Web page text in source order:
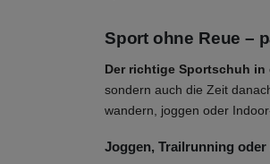
Sport ohne Reue –
Der richtige Sportschuh in
sondern auch die Zeit
wandern, joggen oder
Joggen, Trailrunning